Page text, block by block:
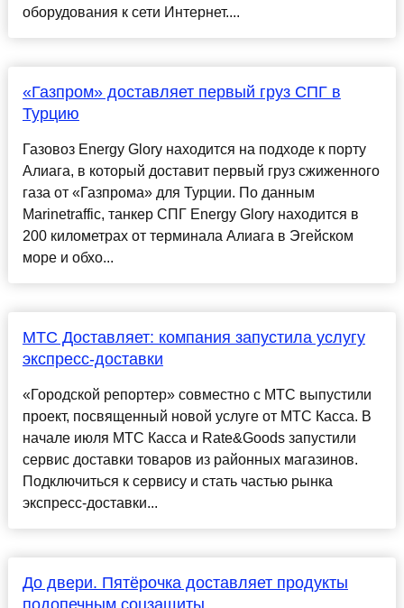
оборудования к сети Интернет....
«Газпром» доставляет первый груз СПГ в
Турцию
Газовоз Energy Glory находится на подходе к порту
Алиага, в который доставит первый груз сжиженного
газа от «Газпрома» для Турции. По данным
Marinetraffic, танкер СПГ Energy Glory находится в
200 километрах от терминала Алиага в Эгейском
море и обхо...
МТС Доставляет: компания запустила услугу
экспресс-доставки
«Городской репортер» совместно с МТС выпустили
проект, посвященный новой услуге от МТС Касса. В
начале июля МТС Касса и Rate&Goods запустили
сервис доставки товаров из районных магазинов.
Подключиться к сервису и стать частью рынка
экспресс-доставки...
До двери. Пятёрочка доставляет продукты